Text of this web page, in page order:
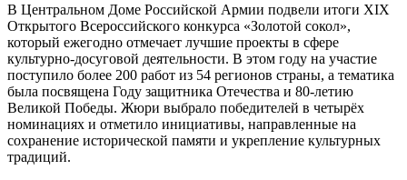
В Центральном Доме Российской Армии подвели итоги XIX
Открытого Всероссийского конкурса «Золотой сокол»,
который ежегодно отмечает лучшие проекты в сфере
культурно-досуговой деятельности. В этом году на участие
поступило более 200 работ из 54 регионов страны, а тематика
была посвящена Году защитника Отечества и 80-летию
Великой Победы. Жюри выбрало победителей в четырёх
номинациях и отметило инициативы, направленные на
сохранение исторической памяти и укрепление культурных
традиций.